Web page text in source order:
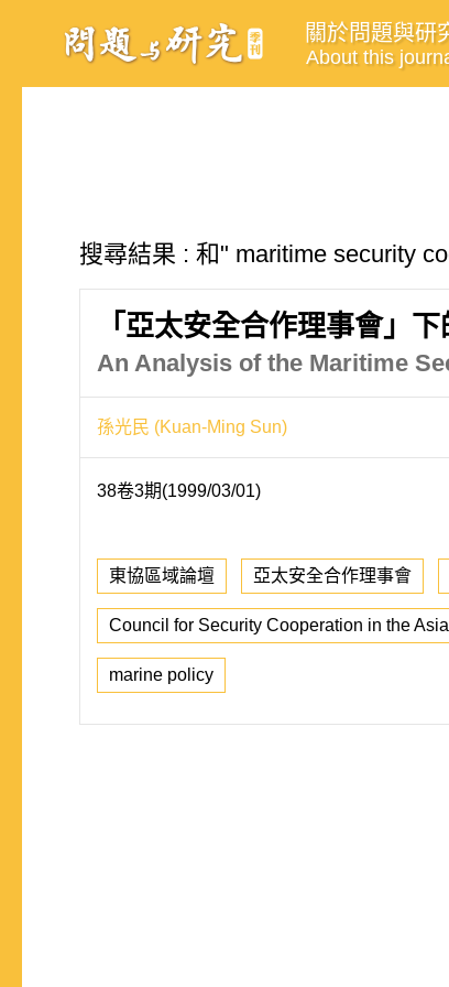
關於問題與研
About this
搜尋結果 : 和" maritime security
「亞太安全合作理事會」
An Analysis of the Maritime
孫光民 (Kuan-Ming Sun)
38卷3期(1999/03/01)
東協區域論壇 亞太安全合作理事會
Council for Security Cooperation in the
marine policy